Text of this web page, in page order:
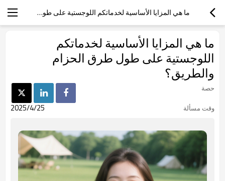
ما هي المزايا الأساسية لخدماتكم اللوجستية على طول طرق الحزام والطريق؟
ما هي المزايا الأساسية لخدماتكم
اللوجستية على طول طرق الحزام
والطريق؟
حصة
وقت مسألة
2025/4/25